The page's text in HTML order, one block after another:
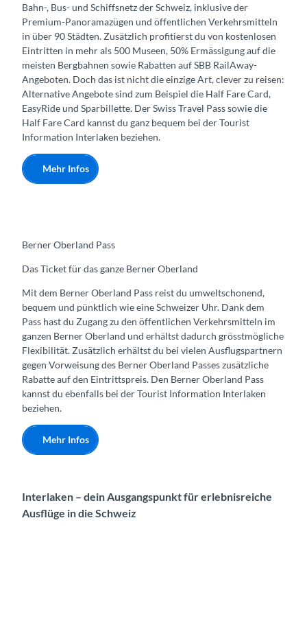
Bahn-, Bus- und Schiffsnetz der Schweiz, inklusive der
Premium-Panoramazügen und öffentlichen Verkehrsmitteln
in über 90 Städten. Zusätzlich profitierst du von kostenlosen
Eintritten in mehr als 500 Museen, 50% Ermässigung auf die
meisten Bergbahnen sowie Rabatten auf SBB RailAway-
Angeboten. Doch das ist nicht die einzige Art, clever zu reisen:
Alternative Angebote sind zum Beispiel die Half Fare Card,
EasyRide und Sparbillette. Der Swiss Travel Pass sowie die
Half Fare Card kannst du ganz bequem bei der Tourist
Information Interlaken beziehen.
Mehr Infos
Berner Oberland Pass
Das Ticket für das ganze Berner Oberland
Mit dem Berner Oberland Pass reist du umweltschonend,
bequem und pünktlich wie eine Schweizer Uhr. Dank dem
Pass hast du Zugang zu den öffentlichen Verkehrsmitteln im
ganzen Berner Oberland und erhältst dadurch grösstmögliche
Flexibilität. Zusätzlich erhältst du bei vielen Ausflugspartnern
gegen Vorweisung des Berner Oberland Passes zusätzliche
Rabatte auf den Eintrittspreis. Den Berner Oberland Pass
kannst du ebenfalls bei der Tourist Information Interlaken
beziehen.
Mehr Infos
Interlaken – dein Ausgangspunkt für erlebnisreiche
Ausflüge in die Schweiz